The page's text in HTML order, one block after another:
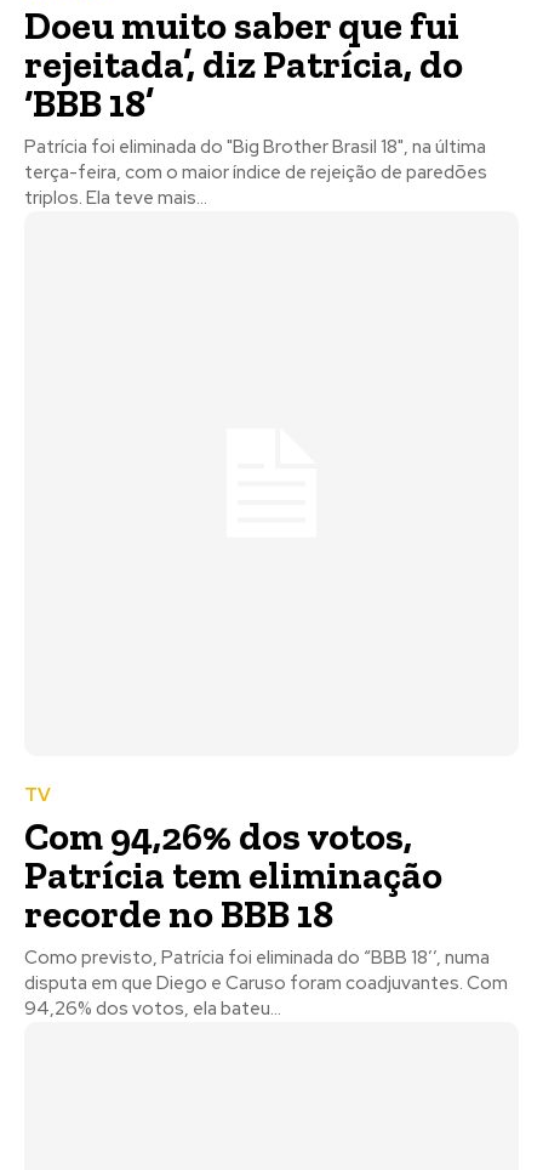
Doeu muito saber que fui
rejeitada’, diz Patrícia, do
‘BBB 18’
Patrícia foi eliminada do "Big Brother Brasil 18", na última
terça-feira, com o maior índice de rejeição de paredões
triplos. Ela teve mais...
TV
Com 94,26% dos votos,
Patrícia tem eliminação
recorde no BBB 18
Como previsto, Patrícia foi eliminada do “BBB 18’’, numa
disputa em que Diego e Caruso foram coadjuvantes. Com
94,26% dos votos, ela bateu...